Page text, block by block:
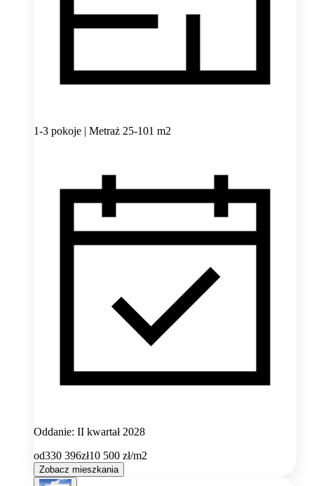
1-3 pokoje | Metraż 25-101 m2
Oddanie: II kwartał 2028
od330 396zł10 500 zł/m2
Zobacz mieszkania